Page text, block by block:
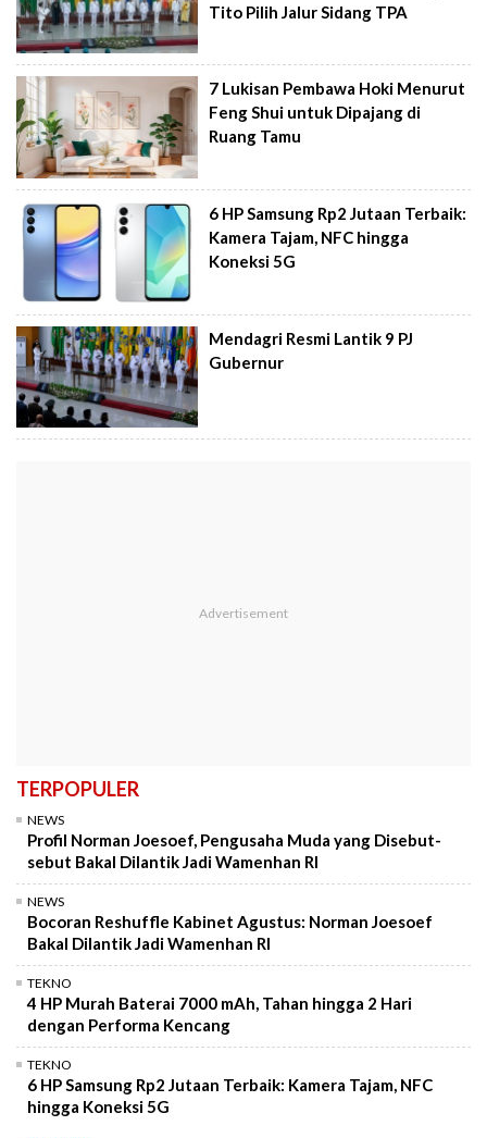
Tito Pilih Jalur Sidang TPA
7 Lukisan Pembawa Hoki Menurut
Feng Shui untuk Dipajang di
Ruang Tamu
6 HP Samsung Rp2 Jutaan Terbaik:
Kamera Tajam, NFC hingga
Koneksi 5G
Mendagri Resmi Lantik 9 PJ
Gubernur
TERPOPULER
NEWS
Profil Norman Joesoef, Pengusaha Muda yang Disebut-
sebut Bakal Dilantik Jadi Wamenhan RI
NEWS
Bocoran Reshuffle Kabinet Agustus: Norman Joesoef
Bakal Dilantik Jadi Wamenhan RI
TEKNO
4 HP Murah Baterai 7000 mAh, Tahan hingga 2 Hari
dengan Performa Kencang
TEKNO
6 HP Samsung Rp2 Jutaan Terbaik: Kamera Tajam, NFC
hingga Koneksi 5G